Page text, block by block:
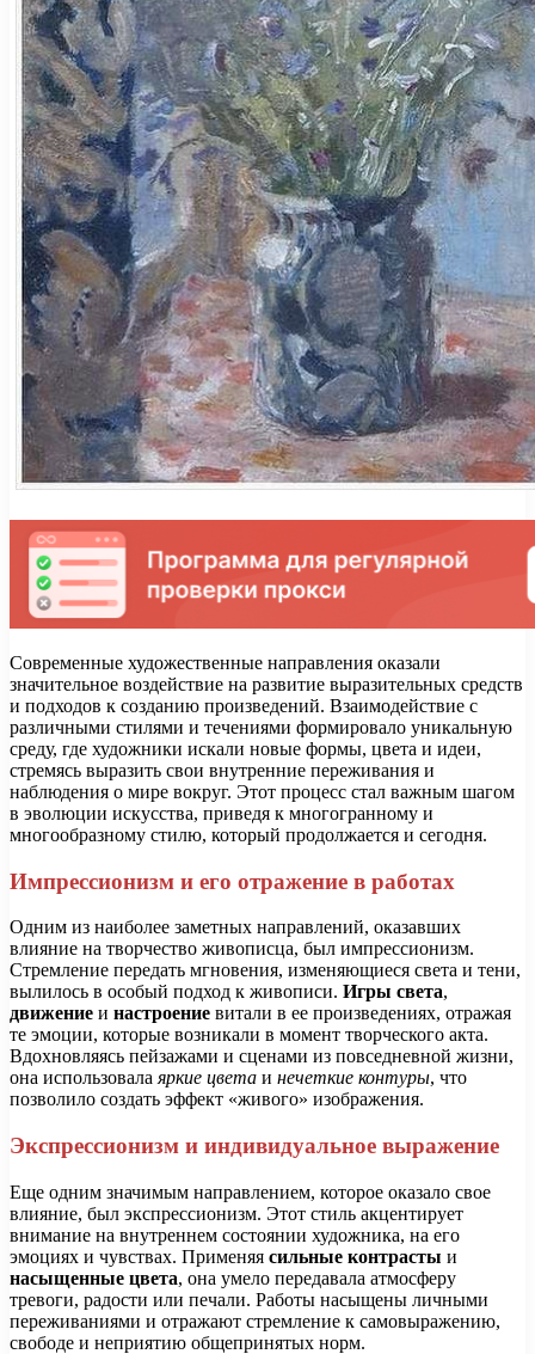
Современные художественные направления оказали
значительное воздействие на развитие выразительных средств
и подходов к созданию произведений. Взаимодействие с
различными стилями и течениями формировало уникальную
среду, где художники искали новые формы, цвета и идеи,
стремясь выразить свои внутренние переживания и
наблюдения о мире вокруг. Этот процесс стал важным шагом
в эволюции искусства, приведя к многогранному и
многообразному стилю, который продолжается и сегодня.
Импрессионизм и его отражение в работах
Одним из наиболее заметных направлений, оказавших
влияние на творчество живописца, был импрессионизм.
Стремление передать мгновения, изменяющиеся света и тени,
вылилось в особый подход к живописи. Игры света,
движение и настроение витали в ее произведениях, отражая
те эмоции, которые возникали в момент творческого акта.
Вдохновляясь пейзажами и сценами из повседневной жизни,
она использовала яркие цвета и нечеткие контуры, что
позволило создать эффект «живого» изображения.
Экспрессионизм и индивидуальное выражение
Еще одним значимым направлением, которое оказало свое
влияние, был экспрессионизм. Этот стиль акцентирует
внимание на внутреннем состоянии художника, на его
эмоциях и чувствах. Применяя сильные контрасты и
насыщенные цвета, она умело передавала атмосферу
тревоги, радости или печали. Работы насыщены личными
переживаниями и отражают стремление к самовыражению,
свободе и неприятию общепринятых норм.